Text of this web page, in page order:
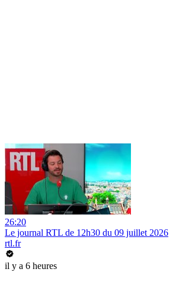
26:20
Le journal RTL de 12h30 du 09 juillet 2026
rtl.fr
il y a 6 heures